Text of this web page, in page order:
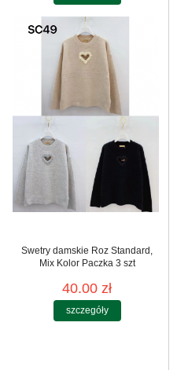
Swetry damskie Roz Standard,
Mix Kolor Paczka 3 szt
40.00 zł
szczegóły